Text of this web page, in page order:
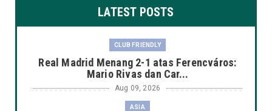
LATEST POSTS
CLUB FRIENDLY
Real Madrid Menang 2-1 atas Ferencváros:
Mario Rivas dan Car...
Aug 09, 2026
ASIA